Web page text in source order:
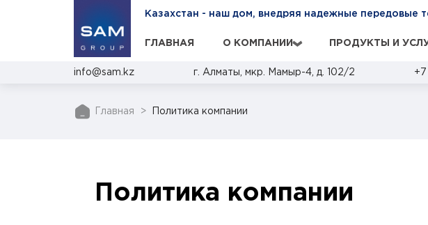
Казахстан - наш дом, внедряя надежные передовые
ГЛАВНАЯ О КОМПАНИИ› ПРОДУКТЫ И
info@sam.kz г. Алматы, мкр. Мамыр-4, д. 102/2
Главная Политика компании
Политика компании